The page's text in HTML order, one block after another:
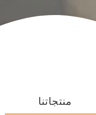
منتجاتنا